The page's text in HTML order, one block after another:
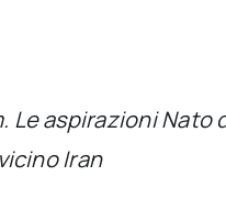
aspirazioni Nato
Iran